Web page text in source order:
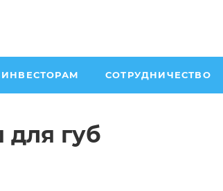
ИНВЕСТОРАМ СОТРУДНИЧЕСТВО
для губ